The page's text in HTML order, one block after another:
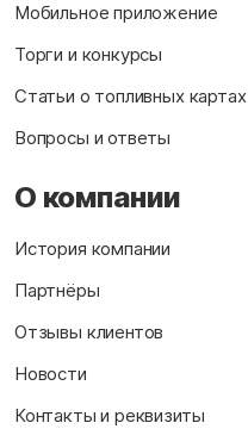
Мобильное приложение
Торги и конкурсы
Статьи о топливных картах
Вопросы и ответы
О компании
История компании
Партнёры
Отзывы клиентов
Новости
Контакты и реквизиты